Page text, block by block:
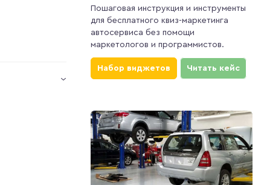
Пошаговая инструкция и инструменты
для бесплатного квиз-маркетинга
автосервиса без помощи
маркетологов и программистов.
Набор виджетов Читать кейс